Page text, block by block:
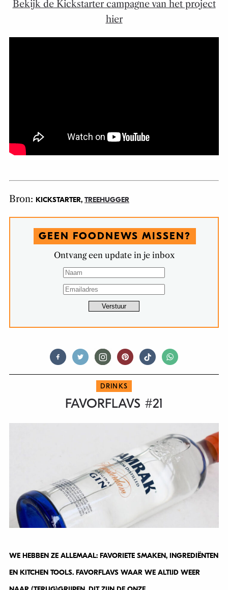
Bekijk de Kickstarter campagne van het project
hier
Bron: KICKSTARTER, TREEHUGGER
GEEN FOODNEWS MISSEN?
Ontvang een update in je inbox
DRINKS
FAVORFLAVS #21
WE HEBBEN ZE ALLEMAAL: FAVORIETE SMAKEN, INGREDIËNTEN
EN KITCHEN TOOLS. FAVORFLAVS WAAR WE ALTIJD WEER